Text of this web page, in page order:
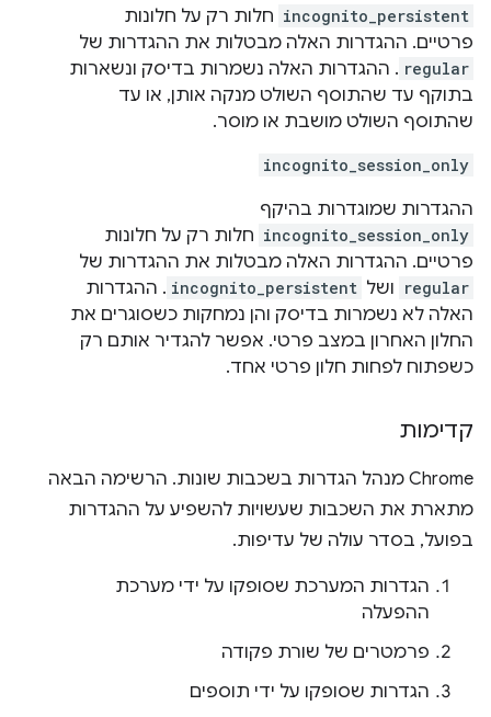
incognito_persistent חלות רק על חלונות
פרטיים. ההגדרות האלה מבטלות את ההגדרות של
regular . ההגדרות האלה נשמרות בדיסק ונשארות
בתוקף עד שהתוסף השולט מנקה אותן, או עד
שהתוסף השולט מושבת או מוסר.
incognito_session_only
ההגדרות שמוגדרות בהיקף
incognito_session_only חלות רק על חלונות
פרטיים. ההגדרות האלה מבטלות את ההגדרות של
regular ושל incognito_persistent . ההגדרות
האלה לא נשמרות בדיסק והן נמחקות כשסוגרים את
החלון האחרון במצב פרטי. אפשר להגדיר אותם רק
כשפתוח לפחות חלון פרטי אחד.
קדימות
‫Chrome מנהל הגדרות בשכבות שונות. הרשימה הבאה
מתארת את השכבות שעשויות להשפיע על ההגדרות
בפועל, בסדר עולה של עדיפות.
הגדרות המערכת שסופקו על ידי מערכת
ההפעלה
פרמטרים של שורת פקודה
הגדרות שסופקו על ידי תוספים